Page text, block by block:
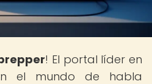
! El portal líder en
el mundo de habla